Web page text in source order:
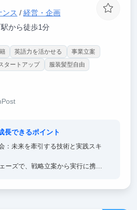
ンス / 経営・企画
から徒歩1分
英語力を活かせる
事業立案
タートアップ
服装髪型自由
長できるポイント
：未来を牽引する技術と実践スキ
ーズで、戦略立案から実行に携わ